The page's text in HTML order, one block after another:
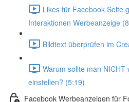
Likes für Facebook Seite
Interaktionen Werbeanzeige
Bildtext überprüfen im
Warum sollte man NICHT
einstellen? (5:19)
Facebook Werbeanzeigen für